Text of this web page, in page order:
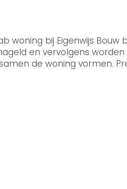
woning bij Eigenwijs
en vervolgens
de woning vormen.